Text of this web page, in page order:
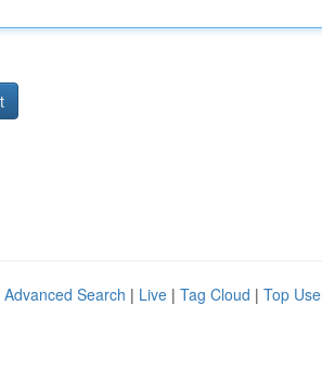
Advanced Search | Live | Tag Cloud | Top